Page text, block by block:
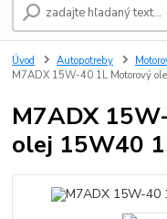
Úvod Autopotreby
M7ADX 15W-40 1L Motorový
M7ADX
olej 15W40